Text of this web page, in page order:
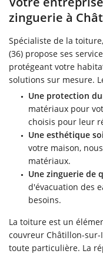
ISOLATION
CARRELAGE
MENUISERIE
AVIS
ACTUALITÉS
CONTACT
zinguerie à
Spécialiste de la
(36) propose ses
protégeant votre
solutions sur mesure.
Une protection
matériaux pour
choisis pour leur
Une esthétique
votre maison,
matériaux.
Une zinguerie de
d'évacuation des
besoins.
La toiture est un
couvreur Châtillon-
toute particulière. La